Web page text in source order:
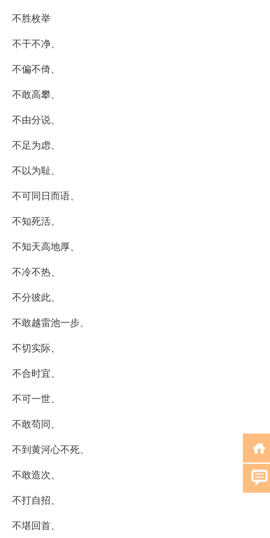
不胜枚举
不干不净、
不偏不倚、
不敢高攀、
不由分说、
不足为虑、
不以为耻、
不可同日而语、
不知死活、
不知天高地厚、
不冷不热、
不分彼此、
不敢越雷池一步、
不切实际、
不合时宜、
不可一世、
不敢苟同、
不到黄河心不死、
不敢造次、
不打自招、
不堪回首、